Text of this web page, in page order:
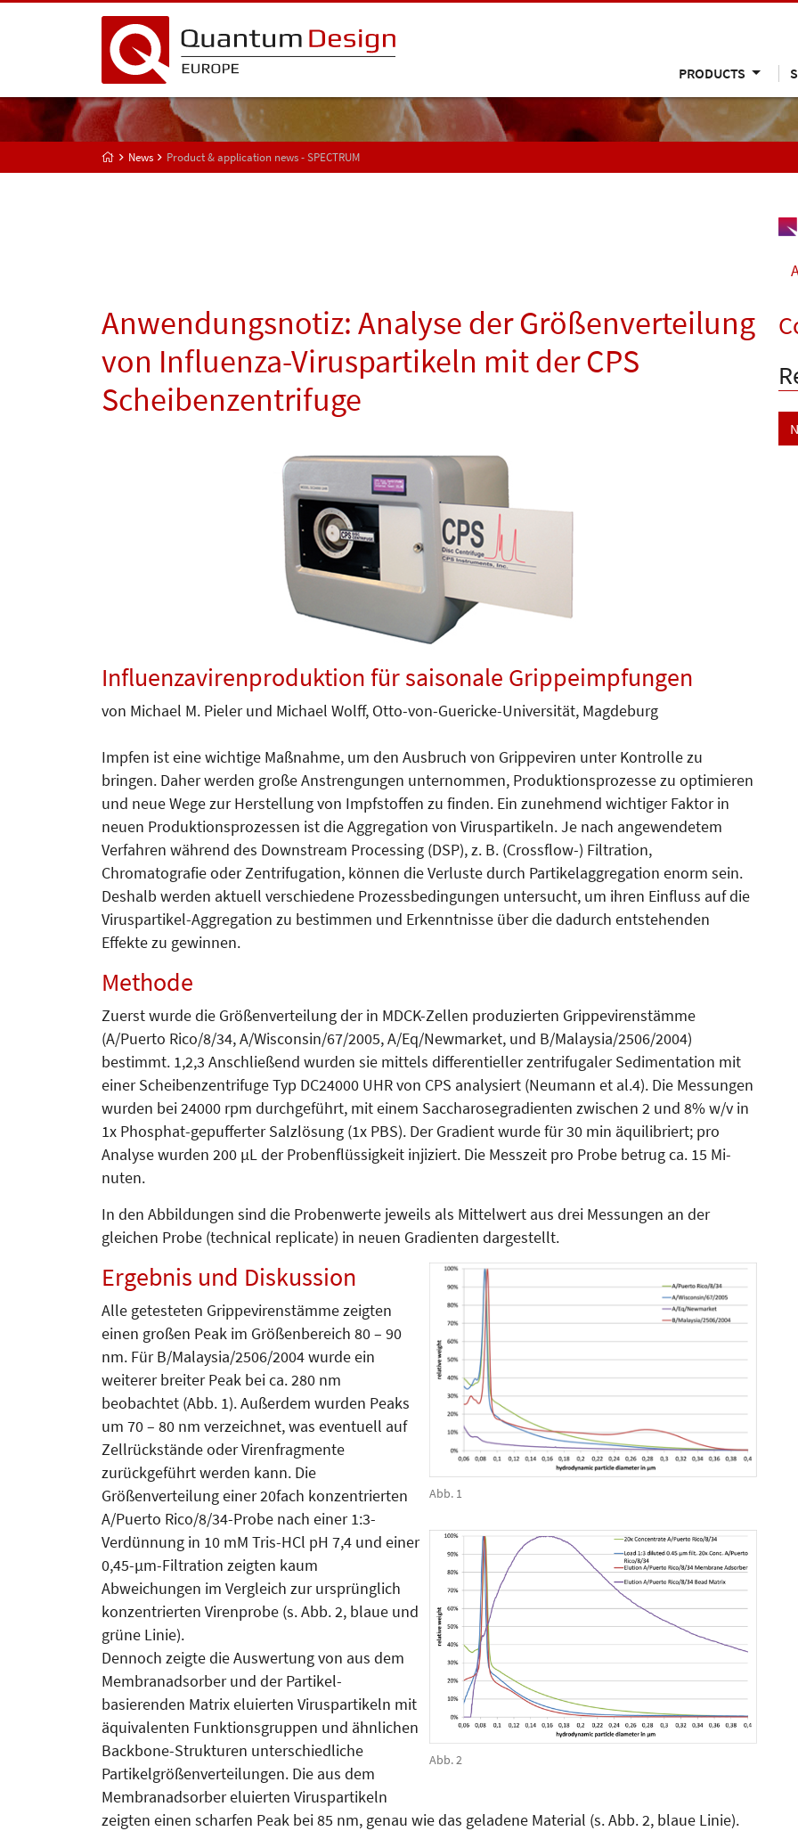
PRODUCTS
News Product & application news - SPECTRUM
Anwendungsnotiz: Analyse der Größenverteilung
von Influenza-Viruspartikeln mit der CPS
Scheibenzentrifuge
Influenzavirenproduktion für saisonale Grippeimpfungen
von Michael M. Pieler und Michael Wolff, Otto-von-Gue­ricke-Universi­tät, Mag­de­burg
Impfen ist eine wichtige Maßnahme, um den Ausbruch von Grippeviren unter Kontrolle zu
bringen. Daher werden große Anstrengungen unternommen, Produktionsprozesse zu opt­i­mieren
und neue Wege zur Her­stel­lung von Impfstoffen zu finden. Ein zunehmend wichtiger Faktor in
neuen Produktionsprozessen ist die Aggregation von Viruspartikeln. Je nach angewendetem
Verfahren während des Downstream Processing (DSP), z. B. (Crossflow-) Filtration,
Chromatografie oder Zentrifugation, können die Verluste durch Parti­kel­aggregation enorm sein.
Deshalb werden aktuell verschiedene Prozess­bedingungen untersucht, um ihren Einfluss auf die
Viruspartikel-Aggre­gation zu bestimmen und Erkenntnisse über die dadurch entstehenden
Effekte zu gewinnen.
Methode
Zuerst wurde die Größenverteilung der in MDCK-Zellen produzierten Grippevirenstämme
(A/Puerto Rico­/8/34, A/Wisconsin/67/2005, A/Eq/New­market, und B/Malay­sia/2506/2004)
bestimmt. 1,2,3 Anschließend wurden sie mittels differentieller zentrifugaler Sedimentation mit
einer Schei­benzentrifuge Typ DC24000 UHR von CPS analysiert (Neumann et al.4). Die Messungen
wurden bei 24000 rpm durchgeführt, mit ei­nem Saccharosegradienten zwischen 2 und 8% w/v in
1x Phosphat-gepuf­ferter Salzlösung (1x PBS). Der Gra­dient wurde für 30 min äquilibriert; pro
Analyse wurden 200 µL der Probenflüssigkeit injiziert. Die Messzeit pro Probe betrug ca. 15 Mi­
nuten.
In den Abbildungen sind die Pro­benwerte jeweils als Mittelwert aus drei Messungen an der
gleichen Pro­be (technical replicate) in neuen Gra­dienten dargestellt.
Abb. 1
Abb. 2
Ergebnis und Diskussion
Alle getesteten Grippevirenstämme zeigten
einen großen Peak im Grö­ßenbereich 80 – 90
nm. Für B/Ma­laysia/2506/2004 wurde ein
weiterer breiter Peak bei ca. 280 nm
beobachtet (Abb. 1). Außerdem wurden Peaks
um 70 – 80 nm verzeichnet, was eventuell auf
Zellrückstände oder Virenfragmente
zurückgeführt werden kann. Die
Größenverteilung einer 20fach konzentrierten
A/Puer­­to Rico/8/34-Probe nach einer 1:3-
Verdünnung in 10 mM Tris-HCl pH 7,4 und einer
0,45-µm-Filtration zeigten kaum
Abweichungen im Ver­gleich zur ursprünglich
konzentrierten Virenprobe (s. Abb. 2, blaue und
grüne Linie).
Dennoch zeigte die Auswertung von aus dem
Membranadsorber und der Partikel-
basierenden Matrix eluierten Viruspartikeln mit
äquivalenten Funktions­gruppen und ähnlichen
Backbone-­Strukturen unterschiedliche
Partikelgrößen­vertei­lun­gen. Die aus dem
Membran­ad­sor­ber eluierten Virus­parti­keln
zeigten einen scharfen Peak bei 85 nm, genau wie das geladene Material (s. Abb. 2, blaue Linie).